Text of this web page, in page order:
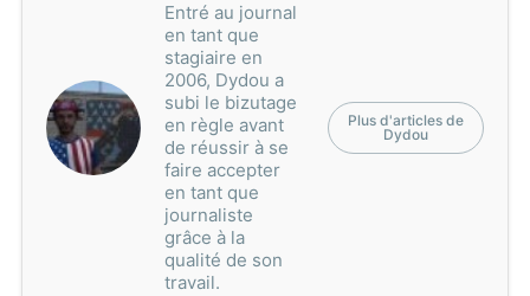
Entré au journal
en tant que
stagiaire en
2006, Dydou a
subi le bizutage
en règle avant
de réussir à se
faire accepter
en tant que
journaliste
grâce à la
qualité de son
travail.
Plus d'articles de
Dydou